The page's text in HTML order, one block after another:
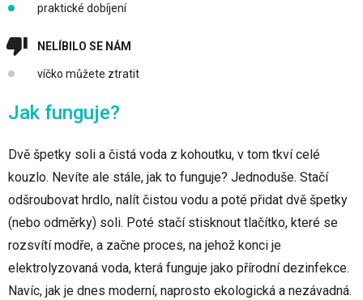
praktické dobíjení
NELÍBILO SE NÁM
víčko můžete ztratit
Jak funguje?
Dvě špetky soli a čistá voda z kohoutku, v tom tkví celé
kouzlo. Nevíte ale stále, jak to funguje? Jednoduše. Stačí
odšroubovat hrdlo, nalít čistou vodu a poté přidat dvě špetky
(nebo odměrky) soli. Poté stačí stisknout tlačítko, které se
rozsvítí modře, a začne proces, na jehož konci je
elektrolyzovaná voda, která funguje jako přírodní dezinfekce.
Navíc, jak je dnes moderní, naprosto ekologická a nezávadná.